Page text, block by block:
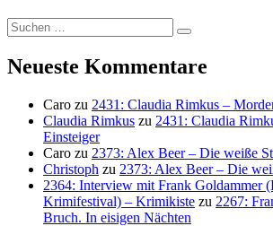
Suchen
nach:
Suchen
Neueste Kommentare
Caro zu 2431: Claudia Rimkus –
Claudia Rimkus zu 2431: Claudia
Einsteiger
Caro zu 2373: Alex Beer – Die weiße
Christoph zu 2373: Alex Beer – Die
2364: Interview mit Frank Goldammer
Krimifestival) – Krimikiste zu 2267:
Bruch. In eisigen Nächten